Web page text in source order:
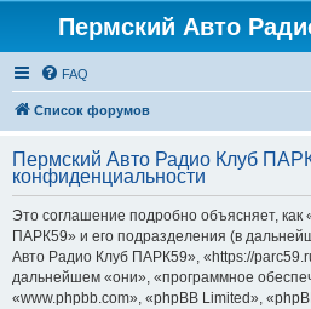
Пермский Авто
FAQ
Список форумов
Пермский Авто Радио Клуб
конфиденциальности
Это соглашение подробно объясняет,
ПАРК59» и его подразделения (в
Авто Радио Клуб ПАРК59», «https://
дальнейшем «они», «программное
«www.phpbb.com», «phpBB Limited»,